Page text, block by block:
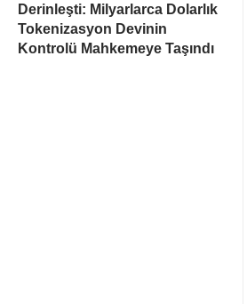
Derinleşti: Milyarlarca Dolarlık
Tokenizasyon Devinin
Kontrolü Mahkemeye Taşındı